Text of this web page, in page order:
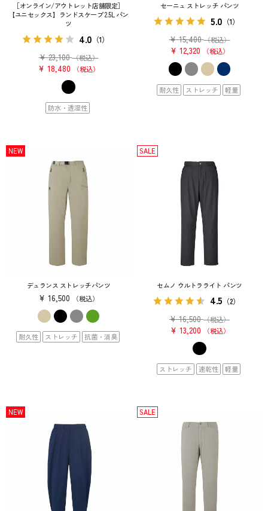
［オンライン/アウトレット店舗限定］
【ユニセックス】ランドスケープ 2.5L パン
ツ
4.0 （1）
¥ 23,100 （税込）
¥ 18,480 税込
防水・透湿性
セーニュ ストレッチ パンツ
5.0 （1）
¥ 15,400 （税込）
¥ 12,320 税込
耐久性 ストレッチ 軽量
デュランス ストレッチパンツ
¥ 16,500 税込
NEW
耐久性 ストレッチ 抗菌・消臭
セムノ ウルトラライト パンツ
4.5 （2）
¥ 16,500 （税込）
¥ 13,200 税込
SALE
ストレッチ 速乾性 軽量
NEW SALE